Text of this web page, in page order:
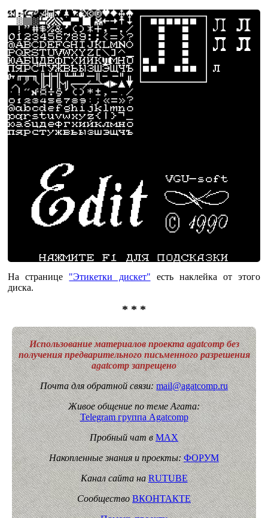
На странице "Этикетки дискет" есть наклейка от этого
диска.
* * *
Использование материалов проекта agatcomp без
получения предварительного письменного разрешения
agatcomp запрещено
Почта для обратной связи:mail@agatcomp.ru
Живое общение по теме Агата:
Telegram группа Agatcomp
Пробный чат вMAX
Накопленные знания и проекты:ФОРУМ
Канал сайта наRUTUBE
СообществоВКОНТАКТЕ